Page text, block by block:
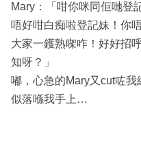
Mary：「咁你咪同佢哋登
唔好咁白痴啦登記妹！你
大家一鑊熟㗎咋！好好招
知呀？」
嘟，心急的Mary又cut咗
似落喺我手上…